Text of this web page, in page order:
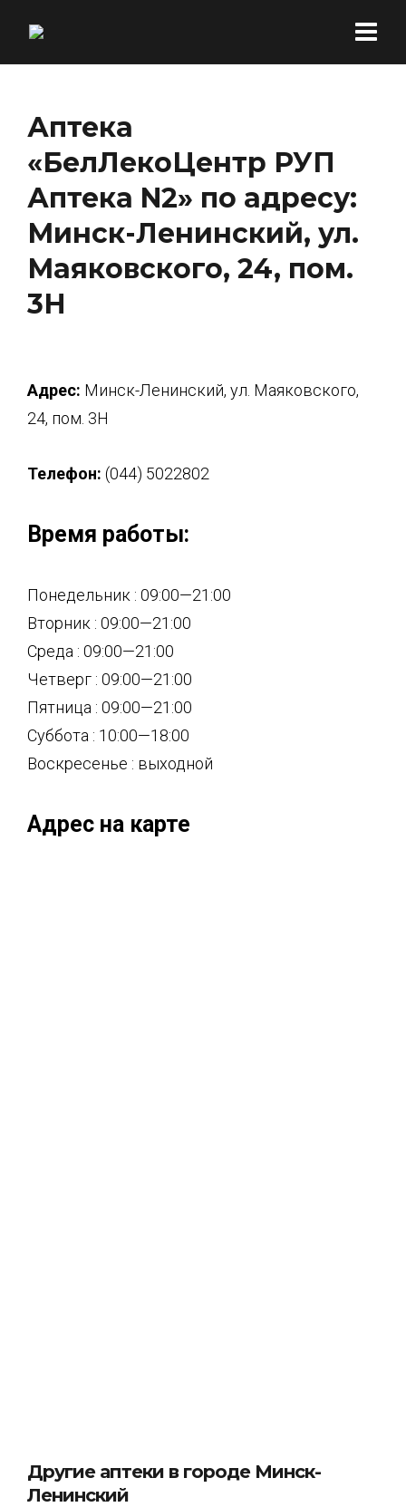
Аптека
«БелЛекоЦентр РУП
Аптека N2» по адресу:
Минск-Ленинский, ул.
Маяковского, 24, пом.
3Н
Адрес: Минск-Ленинский, ул. Маяковского,
24, пом. 3Н
Телефон: (044) 5022802
Время работы:
Понедельник : 09:00—21:00
Вторник : 09:00—21:00
Среда : 09:00—21:00
Четверг : 09:00—21:00
Пятница : 09:00—21:00
Суббота : 10:00—18:00
Воскресенье : выходной
Адрес на карте
Другие аптеки в городе Минск-
Ленинский